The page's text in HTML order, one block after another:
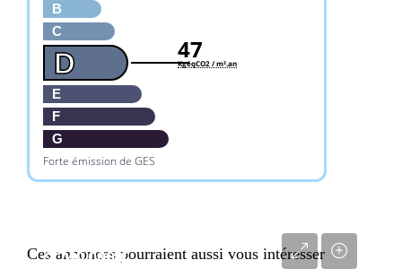
B
C
D
E
F
G
Forte émission de GES
47
KgéqCO2 / m².an
Ces annonces pourraient aussi vous intéresser
2 740 000 €